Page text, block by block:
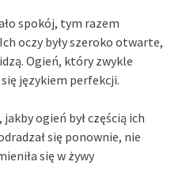
spokój, tym razem
oczy były szeroko otwarte,
Ogień, który zwykle
językiem perfekcji.
ogień był częścią ich
się ponownie, nie
się w żywy